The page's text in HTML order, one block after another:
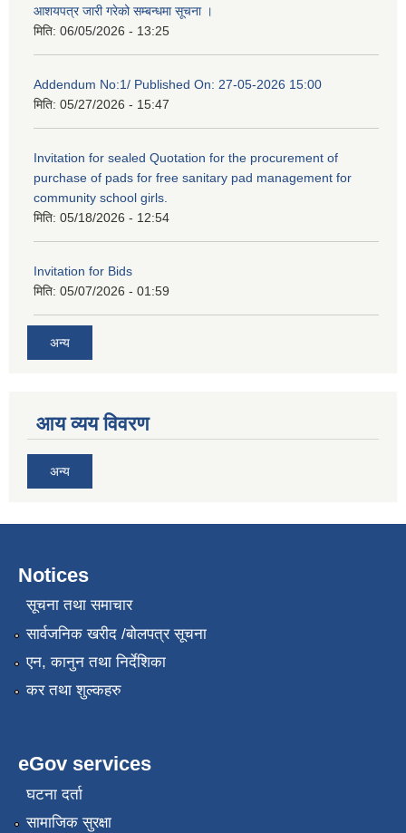
आशयपत्र जारी गरेको सम्बन्धमा सूचना ।
मिति: 06/05/2026 - 13:25
Addendum No:1/ Published On: 27-05-2026 15:00
मिति: 05/27/2026 - 15:47
Invitation for sealed Quotation for the procurement of
purchase of pads for free sanitary pad management for
community school girls.
मिति: 05/18/2026 - 12:54
Invitation for Bids
मिति: 05/07/2026 - 01:59
अन्य
आय व्यय विवरण
अन्य
Notices
सूचना तथा समाचार
सार्वजनिक खरीद /बोलपत्र सूचना
एन, कानुन तथा निर्देशिका
कर तथा शुल्कहरु
eGov services
घटना दर्ता
सामाजिक सुरक्षा